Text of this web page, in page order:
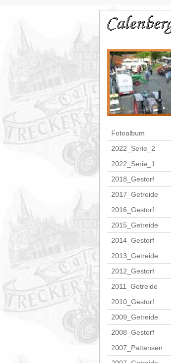
Fotoalbum
2022_Serie_2
2022_Serie_1
2018_Gestorf
2017_Getreide
2016_Gestorf
2015_Getreide
2014_Gestorf
2013_Getreide
2012_Gestorf
2011_Getreide
2010_Gestorf
2009_Getreide
2008_Gestorf
2007_Pattensen